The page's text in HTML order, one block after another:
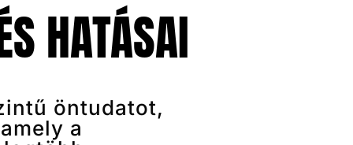
HATÁSAI
öntudatot,
a